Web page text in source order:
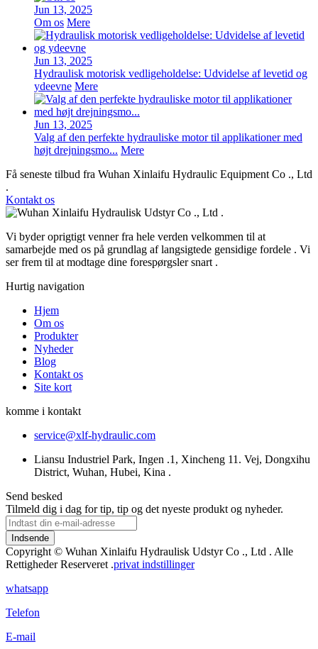
Jun 13, 2025
Om os Mere
Jun 13, 2025
Hydraulisk motorisk vedligeholdelse: Udvidelse af levetid og
ydeevne Mere
Jun 13, 2025
Valg af den perfekte hydrauliske motor til applikationer med
højt drejningsmo... Mere
Få seneste tilbud fra Wuhan Xinlaifu Hydraulic Equipment Co ., Ltd
.
Kontakt os
Vi byder oprigtigt venner fra hele verden velkommen til at
samarbejde med os på grundlag af langsigtede gensidige fordele . Vi
ser frem til at modtage dine forespørgsler snart .
Hurtig navigation
Hjem
Om os
Produkter
Nyheder
Blog
Kontakt os
Site kort
komme i kontakt
service@xlf-hydraulic.com
Liansu Industriel Park, Ingen .1, Xincheng 11. Vej, Dongxihu
District, Wuhan, Hubei, Kina .
Send besked
Tilmeld dig i dag for tip, tip og det nyeste produkt og nyheder.
Indsende
Copyright © Wuhan Xinlaifu Hydraulisk Udstyr Co ., Ltd . Alle
Rettigheder Reserveret .privat indstillinger
whatsapp
Telefon
E-mail